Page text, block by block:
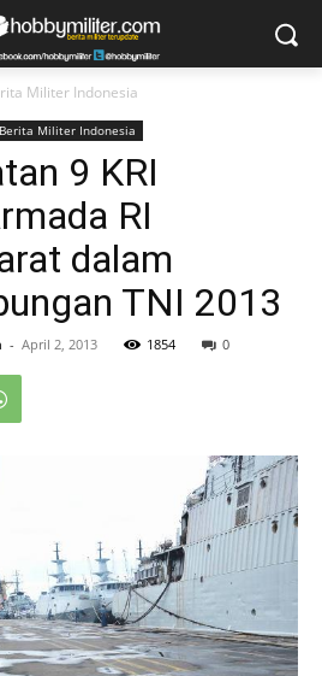
Militer Indonesia
Berita Militer Indonesia
9 KRI
RI
dalam
TNI 2013
- April 2, 2013 1854 0